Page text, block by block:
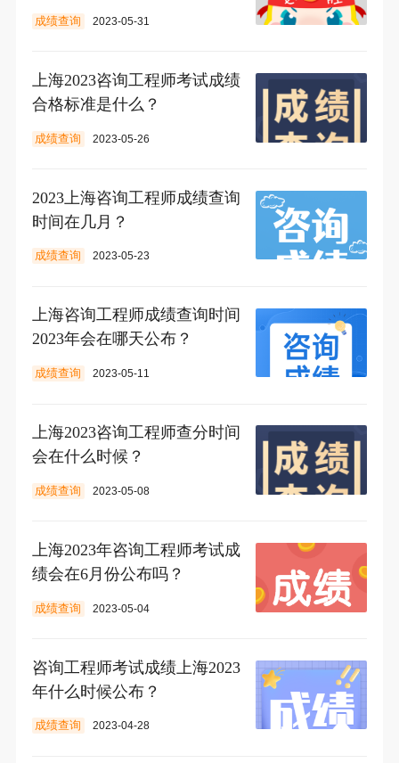
几月？
成绩查询 2023-05-31
上海2023咨询工程师考试成绩
合格标准是什么？
成绩查询 2023-05-26
2023上海咨询工程师成绩查询
时间在几月？
成绩查询 2023-05-23
上海咨询工程师成绩查询时间
2023年会在哪天公布？
成绩查询 2023-05-11
上海2023咨询工程师查分时间
会在什么时候？
成绩查询 2023-05-08
上海2023年咨询工程师考试成
绩会在6月份公布吗？
成绩查询 2023-05-04
咨询工程师考试成绩上海2023
年什么时候公布？
成绩查询 2023-04-28